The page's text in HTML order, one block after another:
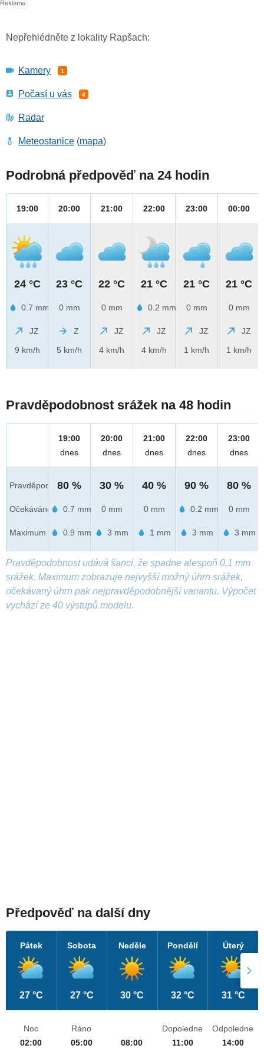
Nepřehlédněte z lokality Rapšach:
Kamery 1
Počasí u vás 4
Radar
Meteostanice (mapa)
Podrobná předpověď na 24 hodin
19:00
24 °C
0.7 mm
JZ
9 km/h
20:00
23 °C
0 mm
Z
5 km/h
21:00
22 °C
0 mm
JZ
4 km/h
22:00
21 °C
0.2 mm
JZ
4 km/h
23:00
21 °C
0 mm
JZ
1 km/h
00:00
21 °C
0 mm
JZ
1 km/h
Pravděpodobnost srážek na 48 hodin
Pravděpod.
Očekáváno
Maximum
19:00
dnes
80 %
0.7 mm
0.9 mm
20:00
dnes
30 %
0 mm
3 mm
21:00
dnes
40 %
0 mm
1 mm
22:00
dnes
90 %
0.2 mm
3 mm
23:00
dnes
80 %
0 mm
3 mm
Pravděpodobnost udává šanci, že spadne alespoň 0,1 mm
srážek. Maximum zobrazuje nejvyšší možný úhrn srážek,
očekávaný úhrn pak nejpravděpodobnější variantu. Výpočet
vychází ze 40 výstupů modelu.
Předpověď na další dny
Pátek
27 °C
Sobota
27 °C
Neděle
30 °C
Pondělí
32 °C
Úterý
31 °C
Noc
02:00
Ráno
05:00
08:00
Dopoledne
11:00
Odpoledne
14:00